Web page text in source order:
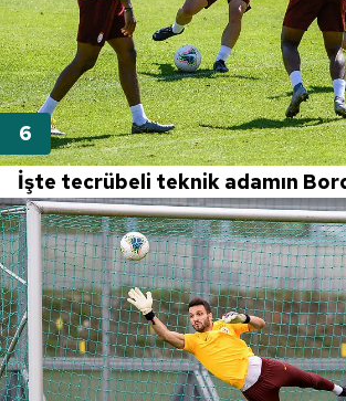
İşte tecrübeli teknik adamın